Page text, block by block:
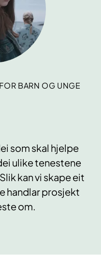
BARN OG UNGE
som skal hjelpe
ulike tenestene
kan vi skape eit
handlar prosjekt
om.